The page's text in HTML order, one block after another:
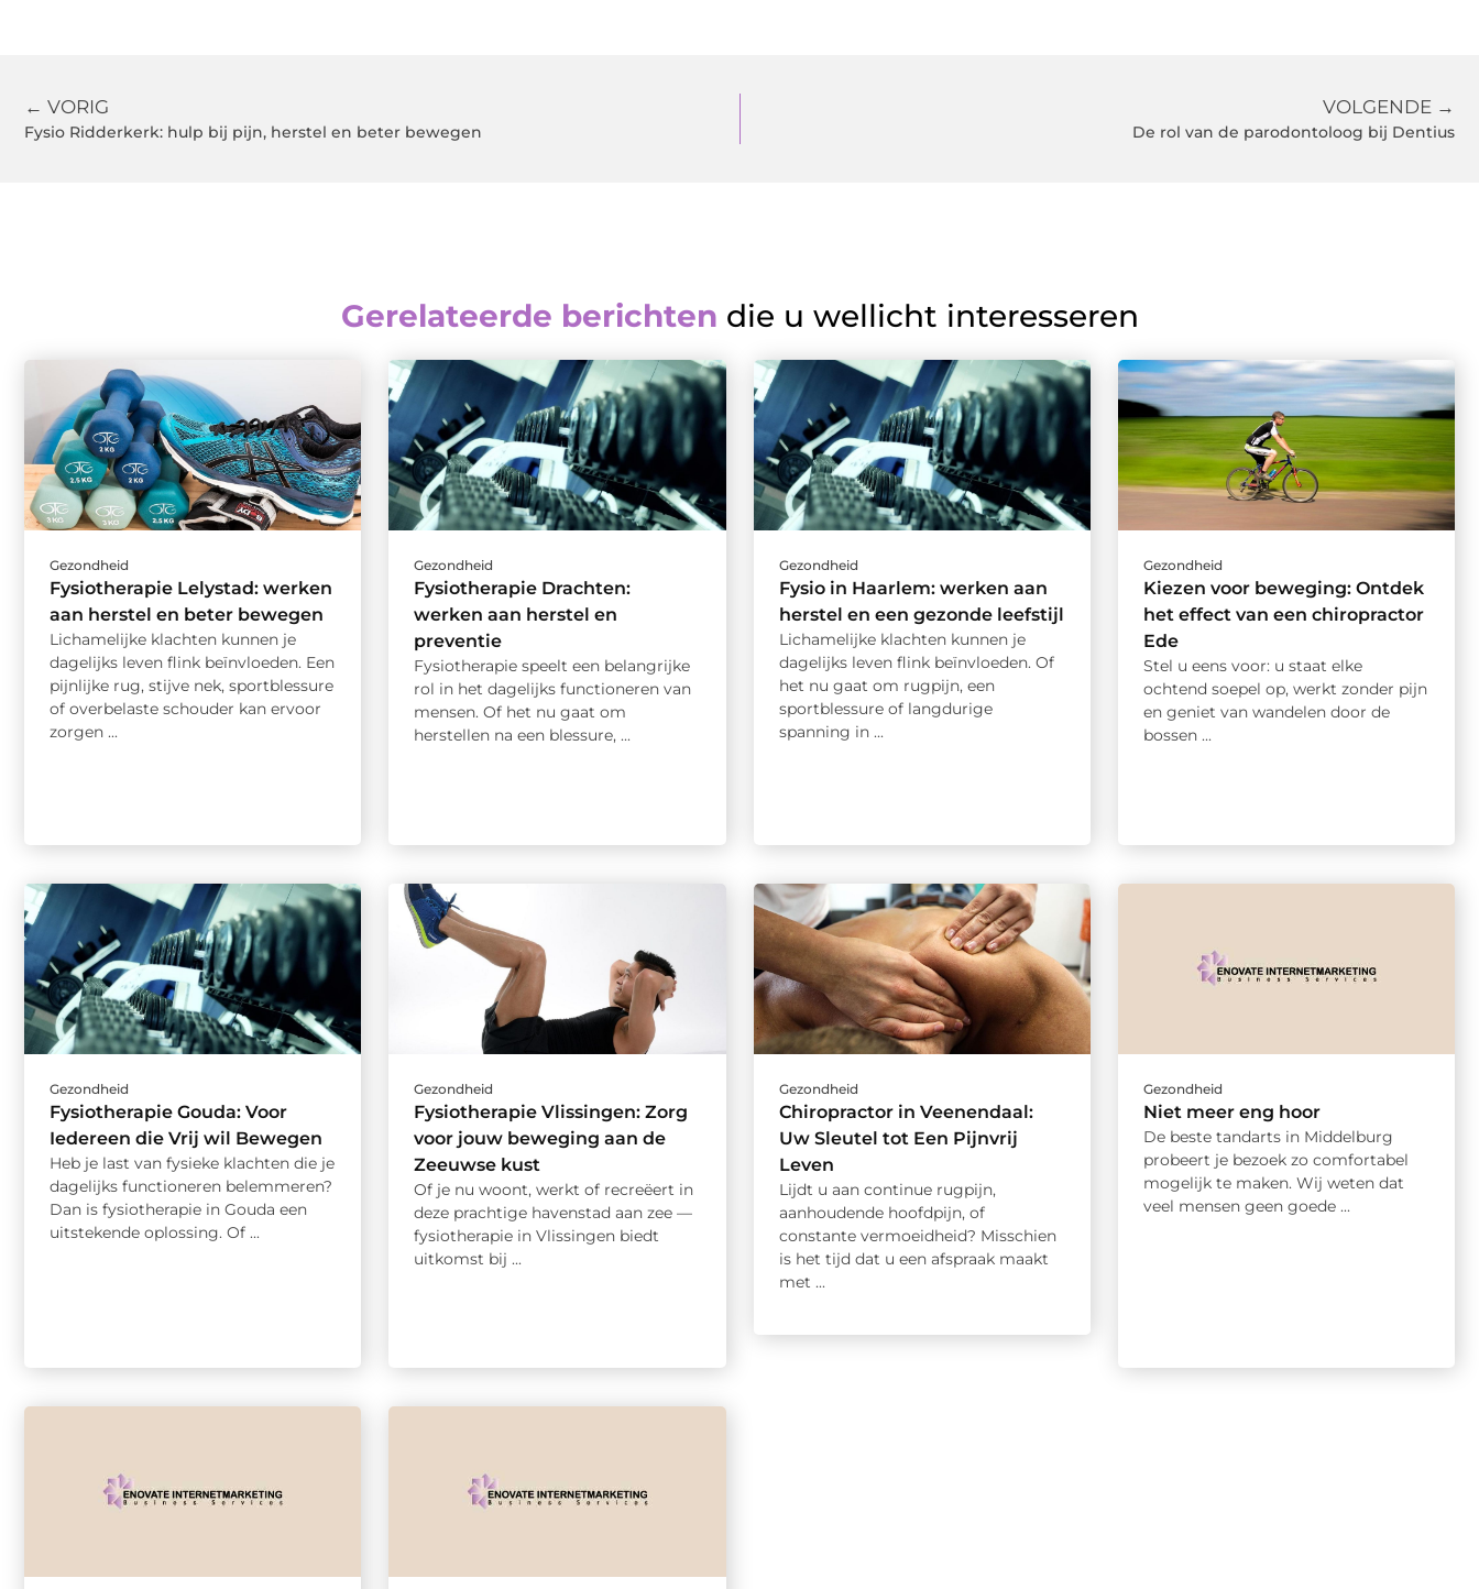
← VORIG
Fysio Ridderkerk: hulp bij pijn, herstel en beter bewegen
VOLGENDE →
De rol van de parodontoloog bij Dentius
Gerelateerde berichten die u wellicht interesseren
Gezondheid
Fysiotherapie Lelystad: werken
aan herstel en beter bewegen
Lichamelijke klachten kunnen je
dagelijks leven flink beïnvloeden. Een
pijnlijke rug, stijve nek, sportblessure
of overbelaste schouder kan ervoor
zorgen ...
Gezondheid
Fysiotherapie Drachten:
werken aan herstel en
preventie
Fysiotherapie speelt een belangrijke
rol in het dagelijks functioneren van
mensen. Of het nu gaat om
herstellen na een blessure, ...
Gezondheid
Fysio in Haarlem: werken aan
herstel en een gezonde leefstijl
Lichamelijke klachten kunnen je
dagelijks leven flink beïnvloeden. Of
het nu gaat om rugpijn, een
sportblessure of langdurige
spanning in ...
Gezondheid
Kiezen voor beweging: Ontdek
het effect van een chiropractor
Ede
Stel u eens voor: u staat elke
ochtend soepel op, werkt zonder pijn
en geniet van wandelen door de
bossen ...
Gezondheid
Fysiotherapie Gouda: Voor
Iedereen die Vrij wil Bewegen
Heb je last van fysieke klachten die je
dagelijks functioneren belemmeren?
Dan is fysiotherapie in Gouda een
uitstekende oplossing. Of ...
Gezondheid
Fysiotherapie Vlissingen: Zorg
voor jouw beweging aan de
Zeeuwse kust
Of je nu woont, werkt of recreëert in
deze prachtige havenstad aan zee —
fysiotherapie in Vlissingen biedt
uitkomst bij ...
Gezondheid
Chiropractor in Veenendaal:
Uw Sleutel tot Een Pijnvrij
Leven
Lijdt u aan continue rugpijn,
aanhoudende hoofdpijn, of
constante vermoeidheid? Misschien
is het tijd dat u een afspraak maakt
met ...
Gezondheid
Niet meer eng hoor
De beste tandarts in Middelburg
probeert je bezoek zo comfortabel
mogelijk te maken. Wij weten dat
veel mensen geen goede ...